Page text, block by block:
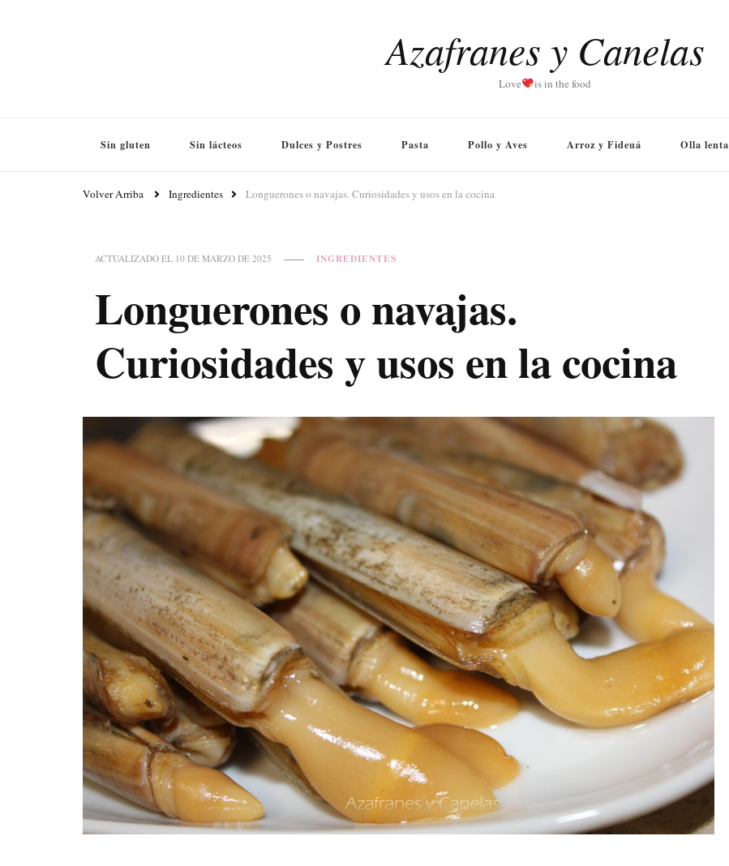
Azafranes y Canelas
Love is in the food
Sin gluten Sin lácteos Dulces y Postres Pasta Pollo y Aves Arroz y Fideuá Olla lenta
Volver Arriba Ingredientes Longuerones o navajas. Curiosidades y usos en la cocina
ACTUALIZADO EL 10 DE MARZO DE 2025 INGREDIENTES
Longuerones o navajas.
Curiosidades y usos en la cocina